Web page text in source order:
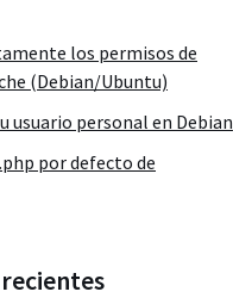
los permisos de
(Debian/Ubuntu)
usuario personal en Debian
por defecto de